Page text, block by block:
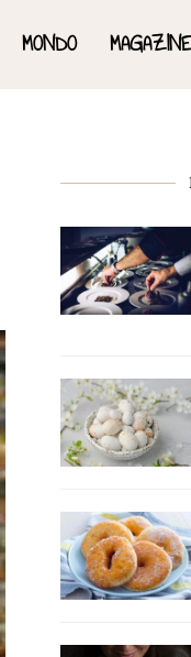
MONDO MAGAZINE